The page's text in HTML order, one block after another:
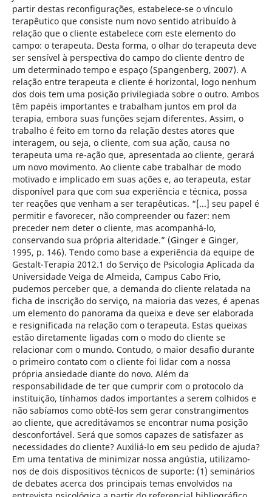
partir destas reconfigurações, estabelece-se o vínculo
terapêutico que consiste num novo sentido atribuído à
relação que o cliente estabelece com este elemento do
campo: o terapeuta. Desta forma, o olhar do terapeuta deve
ser sensível à perspectiva do campo do cliente dentro de
um determinado tempo e espaço (Spangenberg, 2007). A
relação entre terapeuta e cliente é horizontal, logo nenhum
dos dois tem uma posição privilegiada sobre o outro. Ambos
têm papéis importantes e trabalham juntos em prol da
terapia, embora suas funções sejam diferentes. Assim, o
trabalho é feito em torno da relação destes atores que
interagem, ou seja, o cliente, com sua ação, causa no
terapeuta uma re-ação que, apresentada ao cliente, gerará
um novo movimento. Ao cliente cabe trabalhar de modo
motivado e implicado em suas ações e, ao terapeuta, estar
disponível para que com sua experiência e técnica, possa
ter reações que venham a ser terapêuticas. “[...] seu papel é
permitir e favorecer, não compreender ou fazer: nem
preceder nem deter o cliente, mas acompanhá-lo,
conservando sua própria alteridade.” (Ginger e Ginger,
1995, p. 146). Tendo como base a experiência da equipe de
Gestalt-Terapia 2012.1 do Serviço de Psicologia Aplicada da
Universidade Veiga de Almeida, Campus Cabo Frio,
pudemos perceber que, a demanda do cliente relatada na
ficha de inscrição do serviço, na maioria das vezes, é apenas
um elemento do panorama da queixa e deve ser elaborada
e resignificada na relação com o terapeuta. Estas queixas
estão diretamente ligadas com o modo do cliente se
relacionar com o mundo. Contudo, o maior desafio durante
o primeiro contato com o cliente foi lidar com a nossa
própria ansiedade diante do novo. Além da
responsabilidade de ter que cumprir com o protocolo da
instituição, tínhamos dados importantes a serem colhidos e
não sabíamos como obtê-los sem gerar constrangimentos
ao cliente, que acreditávamos se encontrar numa posição
desconfortável. Será que somos capazes de satisfazer as
necessidades do cliente? Auxiliá-lo em seu pedido de ajuda?
Em uma tentativa de minimizar nossa angústia, utilizamo-
nos de dois dispositivos técnicos de suporte: (1) seminários
de debates acerca dos principais temas envolvidos na